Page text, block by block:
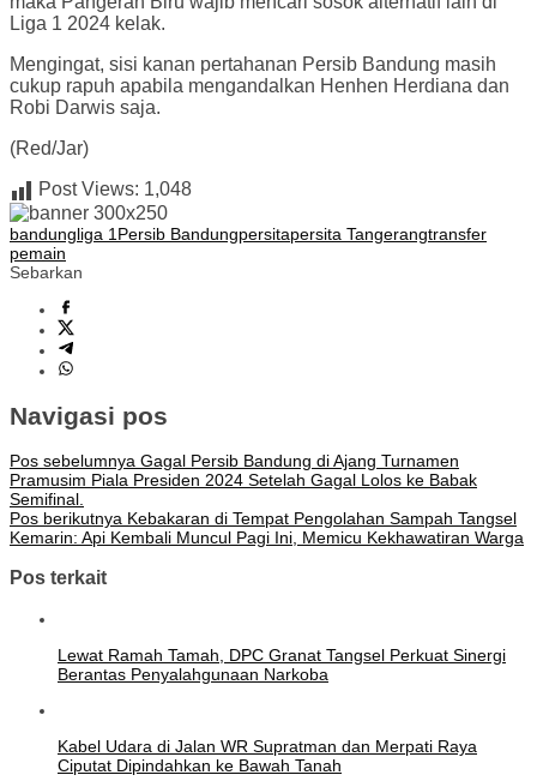
Liga 1 2024 kelak.
Mengingat, sisi kanan pertahanan Persib Bandung masih
cukup rapuh apabila mengandalkan Henhen Herdiana dan
Robi Darwis saja.
(Red/Jar)
Post Views: 1,048
bandungliga 1 Persib Bandungpersitapersita Tangerangtransfer
pemain
Sebarkan
Navigasi pos
Pos sebelumnya Gagal Persib Bandung di Ajang Turnamen
Pramusim Piala Presiden 2024 Setelah Gagal Lolos ke Babak
Semifinal.
Pos berikutnya Kebakaran di Tempat Pengolahan Sampah Tangsel
Kemarin: Api Kembali Muncul Pagi Ini, Memicu Kekhawatiran Warga
Pos terkait
Lewat Ramah Tamah, DPC Granat Tangsel Perkuat Sinergi
Berantas Penyalahgunaan Narkoba
Kabel Udara di Jalan WR Supratman dan Merpati Raya
Ciputat Dipindahkan ke Bawah Tanah